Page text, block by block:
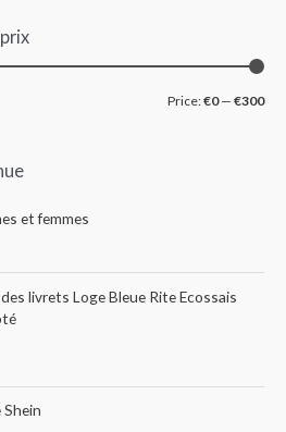
Price:€0— €300
et femmes
livrets Loge Bleue Rite Ecossais